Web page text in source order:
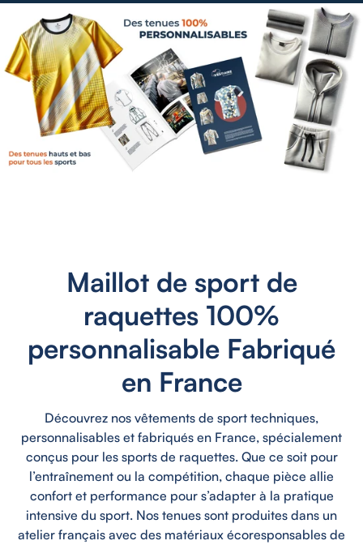
Maillot de sport de
raquettes 100%
personnalisable Fabriqué
en France
Découvrez nos vêtements de sport techniques,
personnalisables et fabriqués en France, spécialement
conçus pour les sports de raquettes. Que ce soit pour
l’entraînement ou la compétition, chaque pièce allie
confort et performance pour s’adapter à la pratique
intensive du sport. Nos tenues sont produites dans un
atelier français avec des matériaux écoresponsables de